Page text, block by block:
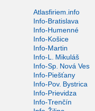
Atlasfiriem.info
Info-Bratislava
Info-Humenné
Info-Košice
Info-Martin
Info-L. Mikuláš
Info-Sp. Nová Ves
Info-Piešťany
Info-Pov. Bystrica
Info-Prievidza
Info-Trenčín